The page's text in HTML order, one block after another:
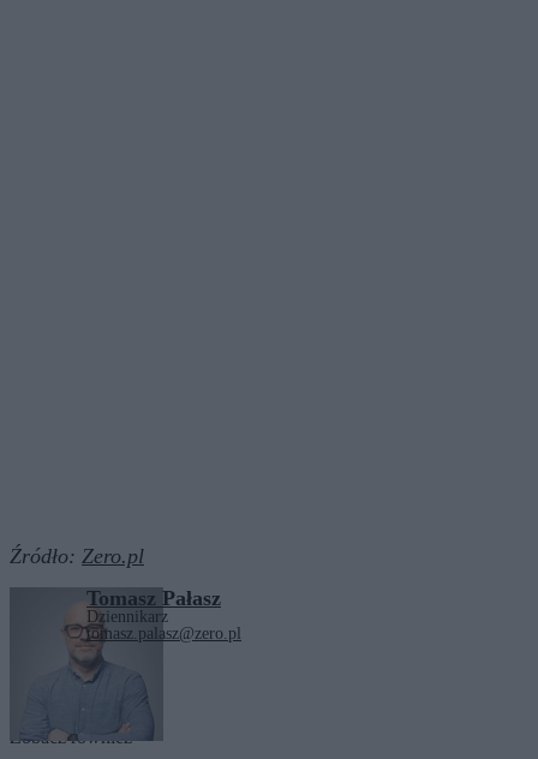
Źródło: Zero.pl
Tomasz Pałasz
Dziennikarz
tomasz.palasz@zero.pl
Zobacz również